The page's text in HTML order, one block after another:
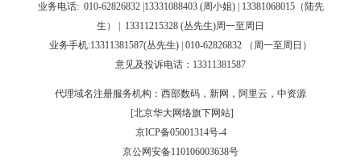
业务电话: 010-62826832 | 13331088403 (周小姐) | 13381068015（陆先
生）
13311215328 (丛先生)周一至周日
业务手机:13311381587(丛先生) | 010-62826832 （周一至周日）
意见及投诉电话：13311381587
代理域名注册服务机构：西部数码，新网，阿里云，中资源
[北京华大网络旗下网站]
京ICP备05001314号-4
京公网安备110106003638号